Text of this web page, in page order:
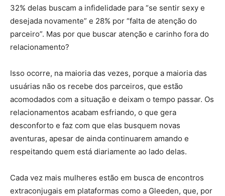
32% delas buscam a infidelidade para “se sentir sexy e
desejada novamente” e 28% por “falta de atenção do
parceiro”. Mas por que buscar atenção e carinho fora do
relacionamento?
Isso ocorre, na maioria das vezes, porque a maioria das
usuárias não os recebe dos parceiros, que estão
acomodados com a situação e deixam o tempo passar. Os
relacionamentos acabam esfriando, o que gera
desconforto e faz com que elas busquem novas
aventuras, apesar de ainda continuarem amando e
respeitando quem está diariamente ao lado delas.
Cada vez mais mulheres estão em busca de encontros
extraconjugais em plataformas como a Gleeden, que, por